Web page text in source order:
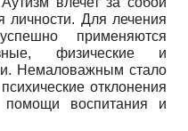
личности. Для лечения
применяются
физические и
Немаловажным стало
отклонения
помощи воспитания и